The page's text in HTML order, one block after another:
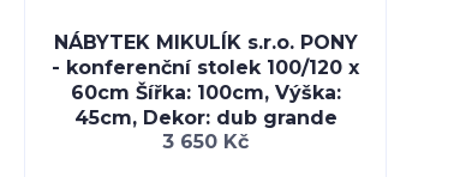
NÁBYTEK MIKULÍK s.r.o. PONY
- konferenční stolek 100/120 x
60cm Šířka: 100cm, Výška:
45cm, Dekor: dub grande
3 650 Kč